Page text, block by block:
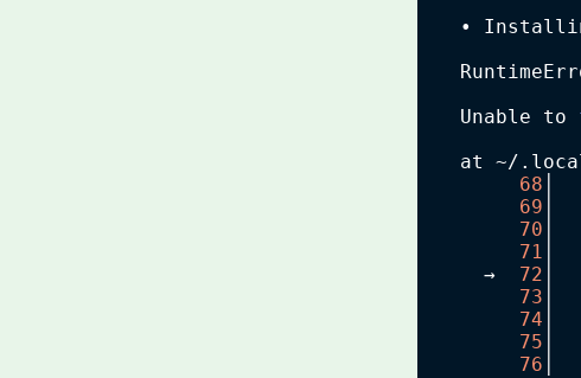
•
  Unable to
at ~/
68
69 │
70
71
    →
72 │
73
74
75
76